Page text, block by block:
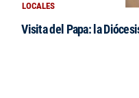
LOCALES
Visita del Papa: la